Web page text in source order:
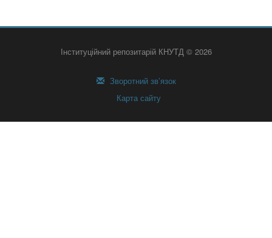
Інституційний репозитарій КНУТД © 2026
Зворотний зв’язок
Карта сайту